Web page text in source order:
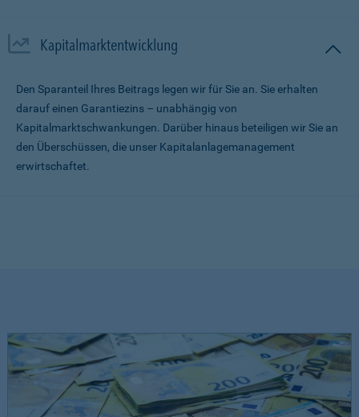
Kapitalmarktentwicklung
Den Sparanteil Ihres Beitrags legen wir für Sie an. Sie erhalten
darauf einen Garantiezins – unabhängig von
Kapitalmarktschwankungen. Darüber hinaus beteiligen wir Sie an
den Überschüssen, die unser Kapitalanlagemanagement
erwirtschaftet.